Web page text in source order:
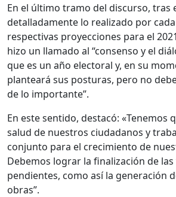
En el último tramo del discurso, tras
detalladamente lo realizado por
respectivas proyecciones para el
hizo un llamado al “consenso y el
que es un año electoral y, en su
planteará sus posturas, pero no
de lo importante”.
En este sentido, destacó: «Tenemos
salud de nuestros ciudadanos y
conjunto para el crecimiento de
Debemos lograr la finalización de las
pendientes, como así la generación
obras”.